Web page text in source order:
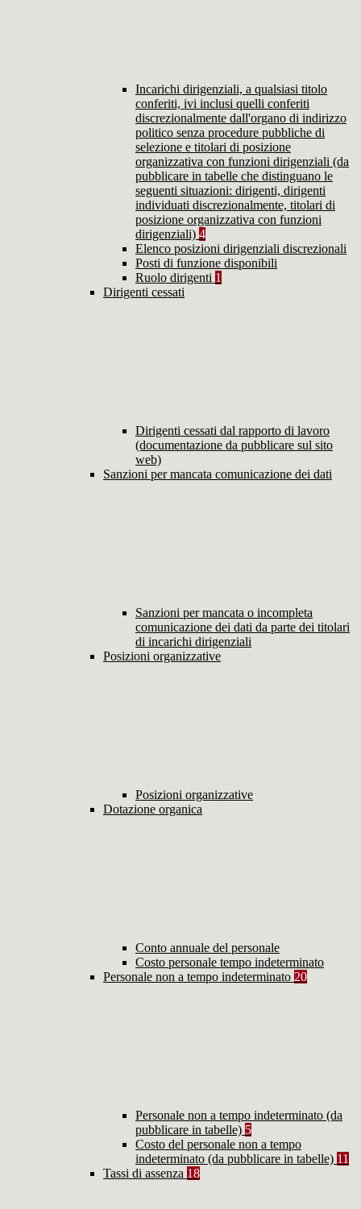
Incarichi dirigenziali, a qualsiasi titolo
conferiti, ivi inclusi quelli conferiti
discrezionalmente dall'organo di indirizzo
politico senza procedure pubbliche di
selezione e titolari di posizione
organizzativa con funzioni dirigenziali (da
pubblicare in tabelle che distinguano le
seguenti situazioni: dirigenti, dirigenti
individuati discrezionalmente, titolari di
posizione organizzativa con funzioni
dirigenziali) 4
Elenco posizioni dirigenziali discrezionali
Posti di funzione disponibili
Ruolo dirigenti 1
Dirigenti cessati
Dirigenti cessati dal rapporto di lavoro
(documentazione da pubblicare sul sito
web)
Sanzioni per mancata comunicazione dei dati
Sanzioni per mancata o incompleta
comunicazione dei dati da parte dei titolari
di incarichi dirigenziali
Posizioni organizzative
Posizioni organizzative
Dotazione organica
Conto annuale del personale
Costo personale tempo indeterminato
Personale non a tempo indeterminato 20
Personale non a tempo indeterminato (da
pubblicare in tabelle) 5
Costo del personale non a tempo
indeterminato (da pubblicare in tabelle) 11
Tassi di assenza 18